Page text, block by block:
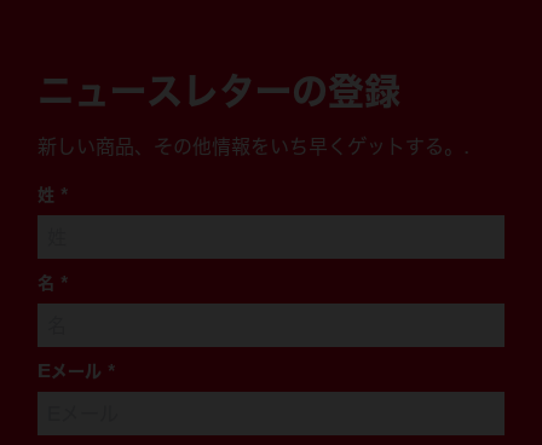
ニュースレターの登録
新しい商品、その他情報をいち早くゲットする。.
姓 *
名 *
Eメール *